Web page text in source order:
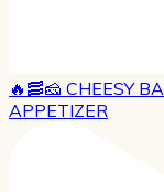
🔥🥓🧀 CHEESY
APPETIZER